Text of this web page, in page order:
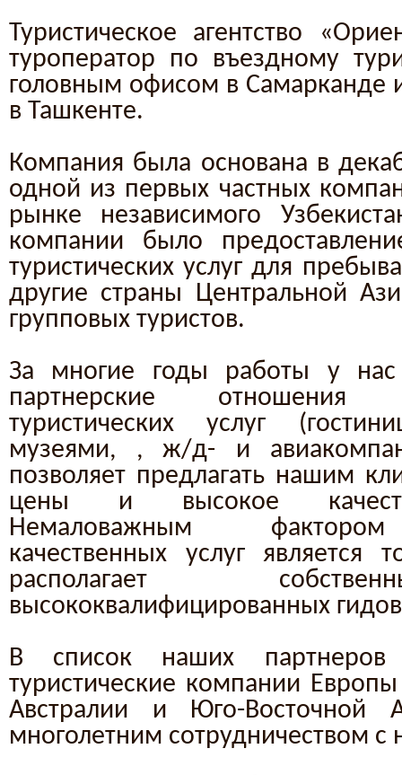
Туристическое агентство
туроператор по въездному
головным офисом в Самарканде
в Ташкенте.
Компания была основана в
одной из первых частных
рынке независимого
компании было
туристических услуг для
другие страны Центральной
групповых туристов.
За многие годы работы у нас
партнерские отношения
туристических услуг
музеями, , ж/д- и
позволяет предлагать нашим
цены и высокое
Немаловажным фактором
качественных услуг
располагает
высококвалифицированных
В список наших
туристические компании
Австралии и Юго-
многолетним сотрудничеством с